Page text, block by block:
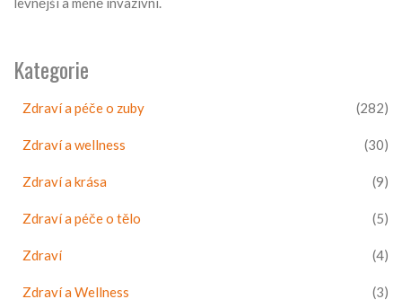
Kategorie
Zdraví a péče o zuby (282)
Zdraví a wellness (30)
Zdraví a krása (9)
Zdraví a péče o tělo (5)
Zdraví (4)
Zdraví a Wellness (3)